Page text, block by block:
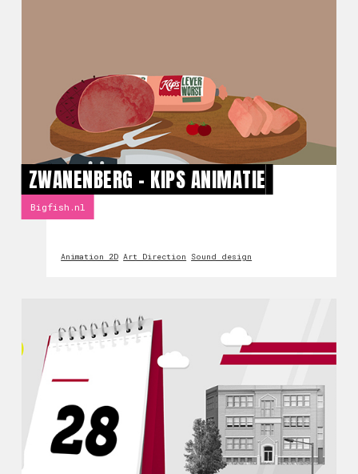
ZWANENBERG - KIPS ANIMATIE
Bigfish.nl
Animation 2D Art Direction Sound design